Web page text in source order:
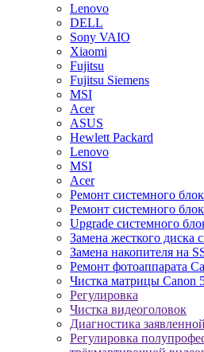
Lenovo
DELL
Sony VAIO
Xiaomi
Fujitsu
Fujitsu Siemens
MSI
Acer
ASUS
Hewlett Packard
Lenovo
MSI
Acer
Ремонт системного
Ремонт системного
Upgrade системного
Замена жесткого диска
Замена накопителя на
Ремонт фотоаппарата
Чистка матрицы Canon
Регулировка
Чистка видеоголовок
Диагностика
Регулировка